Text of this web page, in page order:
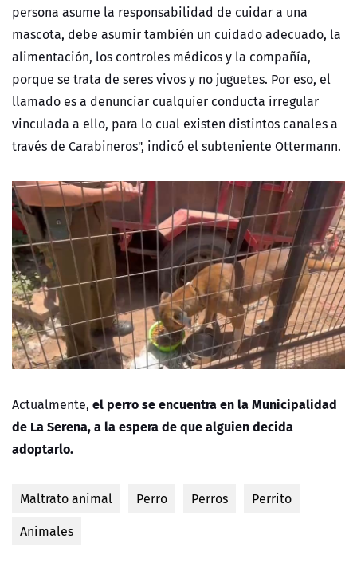
persona asume la responsabilidad de cuidar a una
mascota, debe asumir también un cuidado adecuado, la
alimentación, los controles médicos y la compañía,
porque se trata de seres vivos y no juguetes. Por eso, el
llamado es a denunciar cualquier conducta irregular
vinculada a ello, para lo cual existen distintos canales a
través de Carabineros", indicó el subteniente Ottermann.
Actualmente, el perro se encuentra en la Municipalidad
de La Serena, a la espera de que alguien decida
adoptarlo.
Maltrato animal Perro Perros
Perrito
Animales